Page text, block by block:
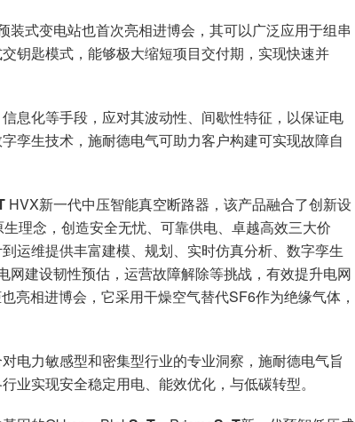
式变电站也首次亮相进博会，其可以广泛应用于组串
钥匙模式，能够极大缩短项目交付期，实现快速并
息化等手段，应对其波动性、间歇性特征，以保证电
孪生技术，施耐德电气可助力客户构建可实现故障自
HVX新一代中压智能真空断路器，该产品融合了创新设
理念，创造安全无忧、可靠供电、卓越高效三大价
运维提供丰富建模、规划、实时仿真分析、数字孪生
建设韧性预估，运营故障解除等挑战，有效提升电网
亮相进博会，它采用干燥空气替代SF6作为绝缘气体，
电力敏感型和密集型行业的专业洞察，施耐德电气旨
业实现安全稳定用电、能效优化，与低碳转型。